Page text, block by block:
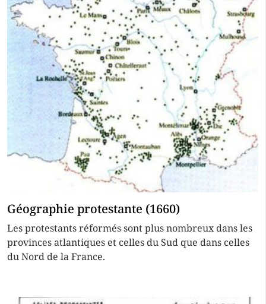
Géographie protestante (1660)
Les protestants réformés sont plus nombreux dans les
provinces atlantiques et celles du Sud que dans celles
du Nord de la France.